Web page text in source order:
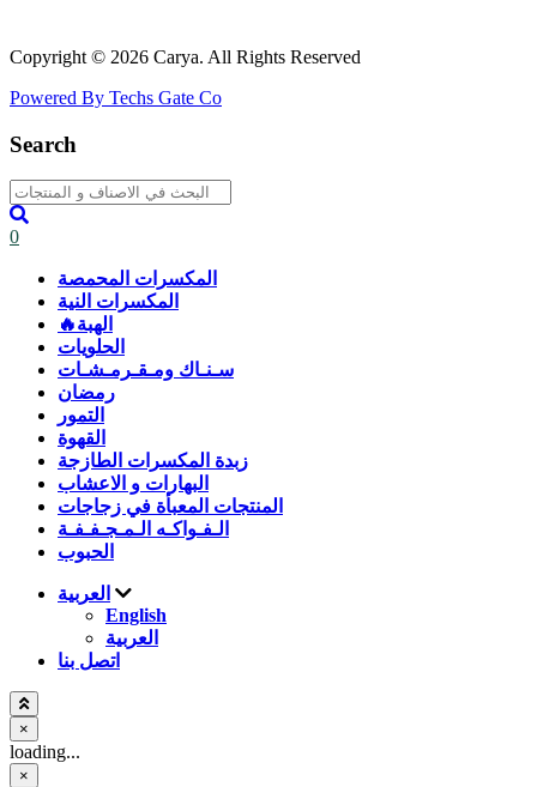
Copyright © 2026 Carya. All Rights Reserved
Powered By Techs Gate Co
Search
0
المكسرات المحمصة
المكسرات النية
🔥الهبة
الحلويات
سـنـاك ومـقـرمـشـات
رمضان
التمور
القهوة
زبدة المكسرات الطازجة
البهارات و الاعشاب
المنتجات المعبأة في زجاجات
الـفـواكـه الـمـجـفـفـة
الحبوب
العربية
English
العربية
اتصل بنا
×
loading...
×